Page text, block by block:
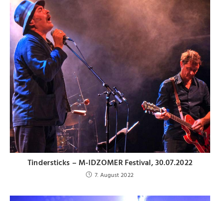
Tindersticks – M-IDZOMER Festival, 30.07.2022
7. August 2022